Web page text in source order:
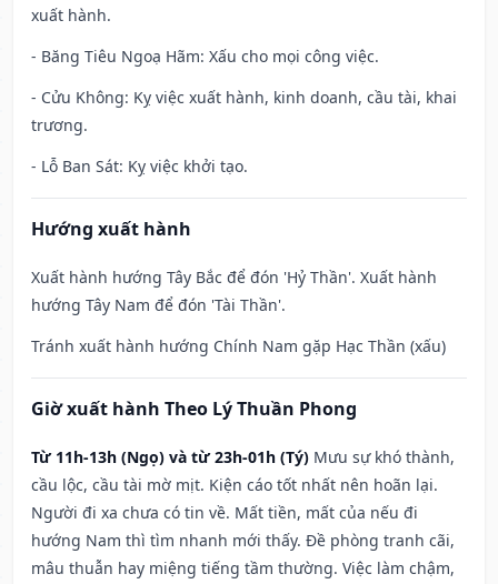
xuất hành.
- Băng Tiêu Ngoạ Hãm: Xấu cho mọi công việc.
- Cửu Không: Kỵ việc xuất hành, kinh doanh, cầu tài, khai
trương.
- Lỗ Ban Sát: Kỵ việc khởi tạo.
Hướng xuất hành
Xuất hành hướng Tây Bắc để đón 'Hỷ Thần'. Xuất hành
hướng Tây Nam để đón 'Tài Thần'.
Tránh xuất hành hướng Chính Nam gặp Hạc Thần (xấu)
Giờ xuất hành Theo Lý Thuần Phong
Từ 11h-13h (Ngọ) và từ 23h-01h (Tý) Mưu sự khó thành,
cầu lộc, cầu tài mờ mịt. Kiện cáo tốt nhất nên hoãn lại.
Người đi xa chưa có tin về. Mất tiền, mất của nếu đi
hướng Nam thì tìm nhanh mới thấy. Đề phòng tranh cãi,
mâu thuẫn hay miệng tiếng tầm thường. Việc làm chậm,